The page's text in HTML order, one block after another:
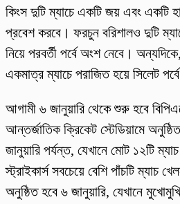
কিংস দুটি ম্যাচে একটি জয় এবং একটি হার
প্রবেশ করবে। ফরচুন বরিশালও দুটি
নিয়ে পরবর্তী পর্বে অংশ নেবে।
একমাত্র ম্যাচে পরাজিত হয়ে সিলেট
আগামী ৬ জানুয়ারি থেকে শুরু হবে
আন্তর্জাতিক ক্রিকেট স্টেডিয়ামে
জানুয়ারি পর্যন্ত, যেখানে মোট ১২টি
স্ট্রাইকার্স সবচেয়ে বেশি পাঁচটি ম্যাচ
অনুষ্ঠিত হবে ৬ জানুয়ারি, যেখানে